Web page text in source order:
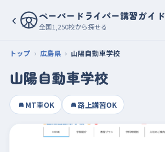
‹ ペーパードライバー講習ガイド
全国1,250校から探せる
トップ 広島県 山陽自動車学校
山陽自動車学校
MT車OK 路上講習OK